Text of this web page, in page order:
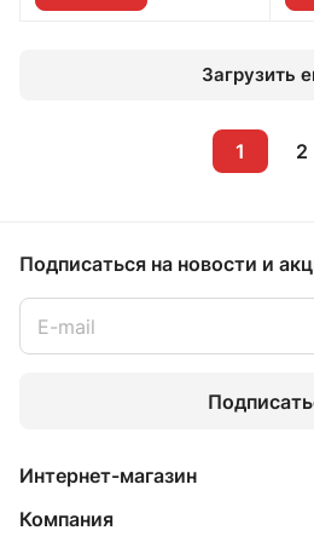
Загрузить
1 2
Подписаться на новости и
Интернет-магазин
Компания